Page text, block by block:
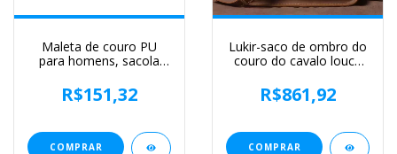
Maleta de couro PU
para homens, sacola
computador retro,
designer lateral, bolsa
bolsa de ombro portátil
R$151,32
COMPRAR
Lukir-saco de ombro do
couro do cavalo louco
homens, saco de ombro
simples e ocasional para
R$861,92
COMPRAR